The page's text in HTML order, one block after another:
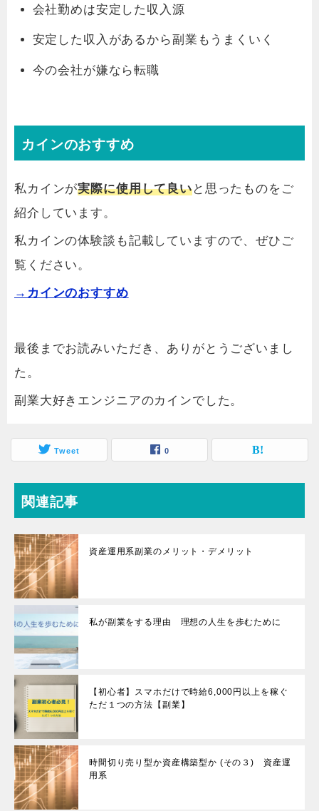
会社勤めは安定した収入源
安定した収入があるから副業もうまくいく
今の会社が嫌なら転職
カインのおすすめ
私カインが実際に使用して良いと思ったものをご
紹介しています。
私カインの体験談も記載していますので、ぜひご
覧ください。
→カインのおすすめ
最後までお読みいただき、ありがとうございまし
た。
副業大好きエンジニアのカインでした。
Tweet 0
関連記事
資産運用系副業のメリット・デメリット
私が副業をする理由 理想の人生を歩むために
【初心者】スマホだけで時給6,000円以上を稼ぐ
ただ１つの方法【副業】
時間切り売り型か資産構築型か (その３) 資産運
用系